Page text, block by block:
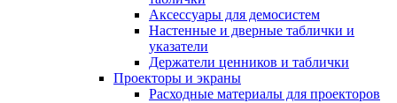
Аксессуары для демосистем
Настенные и дверные таблички и
указатели
Держатели ценников и таблички
Проекторы и экраны
Расходные материалы для проекторов